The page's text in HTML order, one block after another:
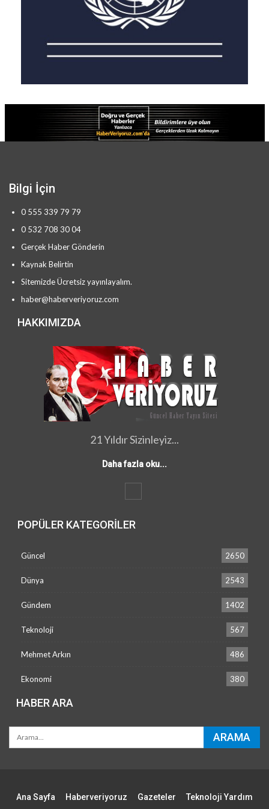
Bilgi İçin
0 555 339 79 79
0 532 708 30 04
Gerçek Haber Gönderin
Kaynak Belirtin
Sitemizde Ücretsiz yayınlayalım.
haber@haberveriyoruz.com
HAKKIMIZDA
21 Yıldır Sizinleyiz...
Daha fazla oku...
POPÜLER KATEGORILER
Güncel 2650
Dünya 2543
Gündem 1402
Teknoloji 567
Mehmet Arkın 486
Ekonomi 380
HABER ARA
Ana Sayfa Haberveriyoruz Gazeteler Teknoloji Yardım